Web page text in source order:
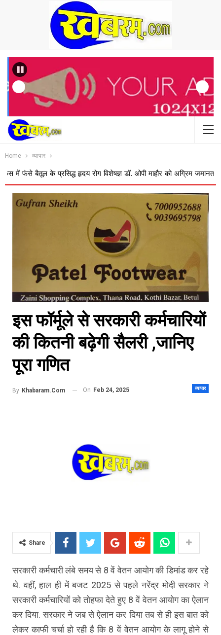
Previous
Home व्यापार
प्रसिद्ध हृदय रोग विशेषज्ञ डॉ. ओपी माहौर को अग्रिम जमानत बस
इस फॉर्मूले से सरकारी कर्मचारियों
की कितनी बढ़ेगी सैलरी ,जानिए
पूरा गणित
व्यापार
By Khabaram.Com On Feb 24, 2025
Share
सरकारी कर्मचारी लंबे समय से 8 वें वेतन आयोग की डिमांड कर रहे
थे. वहीं, हाल ही में बजट 2025 से पहले नरेंद्र मोदी सरकार ने
सरकारी कर्मचारियों को तोहफा देते हुए 8 वें वेतन आयोग का ऐलान
कर दिया. सरकार ने जब से ऐलान कर दिया तब से ही इस बात को
लेकर काफी चर्चा हो रही है कि 8 वें वेतन आयोग के लागू होने से